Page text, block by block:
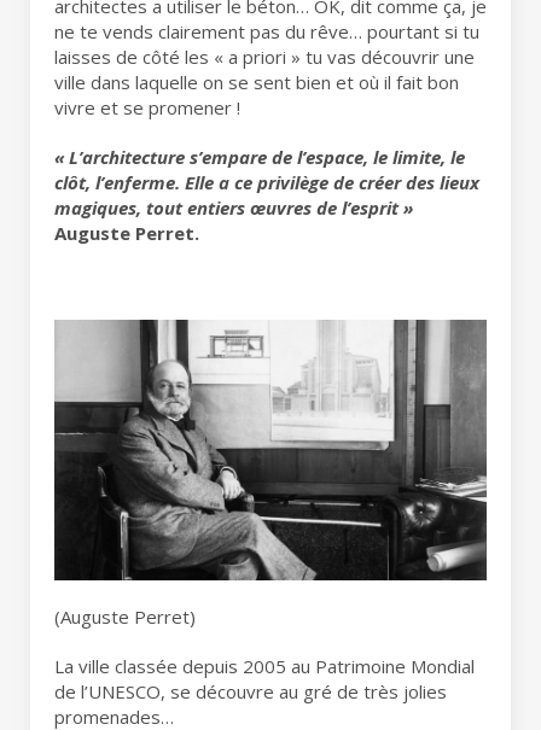
architectes a utiliser le béton… OK, dit comme ça, je
ne te vends clairement pas du rêve… pourtant si tu
laisses de côté les « a priori » tu vas découvrir une
ville dans laquelle on se sent bien et où il fait bon
vivre et se promener !
« L’architecture s’empare de l’espace, le limite, le
clôt, l’enferme. Elle a ce privilège de créer des lieux
magiques, tout entiers œuvres de l’esprit »
Auguste Perret.
(Auguste Perret)
La ville classée depuis 2005 au Patrimoine Mondial
de l’UNESCO, se découvre au gré de très jolies
promenades…